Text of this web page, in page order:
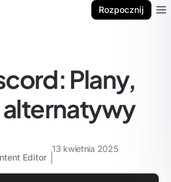
Rozpocznij
Plany,
alternatywy
Editor
13 kwietnia 2025